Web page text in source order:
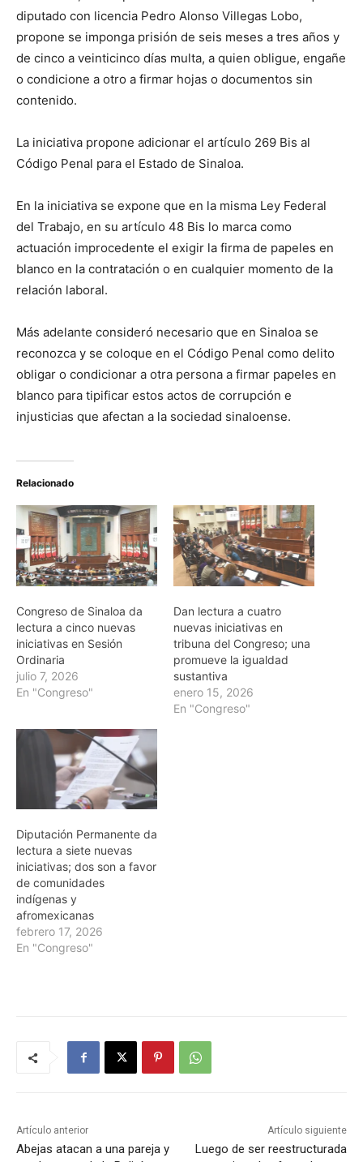
diputado con licencia Pedro Alonso Villegas Lobo,
propone se imponga prisión de seis meses a tres años y
de cinco a veinticinco días multa, a quien obligue, engañe
o condicione a otro a firmar hojas o documentos sin
contenido.
La iniciativa propone adicionar el artículo 269 Bis al
Código Penal para el Estado de Sinaloa.
En la iniciativa se expone que en la misma Ley Federal
del Trabajo, en su artículo 48 Bis lo marca como
actuación improcedente el exigir la firma de papeles en
blanco en la contratación o en cualquier momento de la
relación laboral.
Más adelante consideró necesario que en Sinaloa se
reconozca y se coloque en el Código Penal como delito
obligar o condicionar a otra persona a firmar papeles en
blanco para tipificar estos actos de corrupción e
injusticias que afectan a la sociedad sinaloense.
Relacionado
Congreso de Sinaloa da
lectura a cinco nuevas
iniciativas en Sesión
Ordinaria
julio 7, 2026
En "Congreso"
Dan lectura a cuatro
nuevas iniciativas en
tribuna del Congreso; una
promueve la igualdad
sustantiva
enero 15, 2026
En "Congreso"
Diputación Permanente da
lectura a siete nuevas
iniciativas; dos son a favor
de comunidades
indígenas y
afromexicanas
febrero 17, 2026
En "Congreso"
Artículo anterior
Abejas atacan a una pareja y
Artículo siguiente
Luego de ser reestructurada